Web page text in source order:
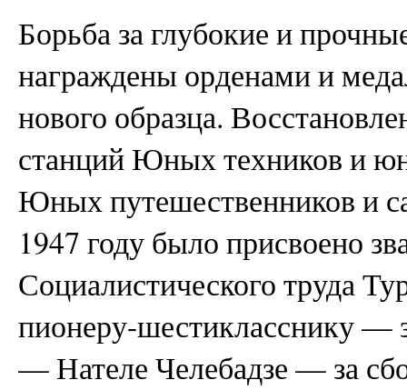
Борьба за глубокие и
награждены орденами и
нового образца.
станций Юных техников и
Юных путешественников и
1947 году было присвоено
Социалистического труда
пионеру-шестикласснику —
— Нателе Челебадзе — за